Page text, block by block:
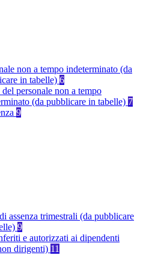
non a tempo indeterminato (da
in tabelle) 6
del personale non a tempo
(da pubblicare in tabelle) 7
9
assenza trimestrali (da pubblicare
9
e autorizzati ai dipendenti
dirigenti) 11